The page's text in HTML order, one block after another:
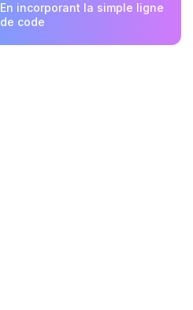
En incorporant la simple ligne
de code